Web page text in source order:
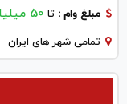
مبلغ وام : تا 50 میلیارد
تمامی شهر های ایران